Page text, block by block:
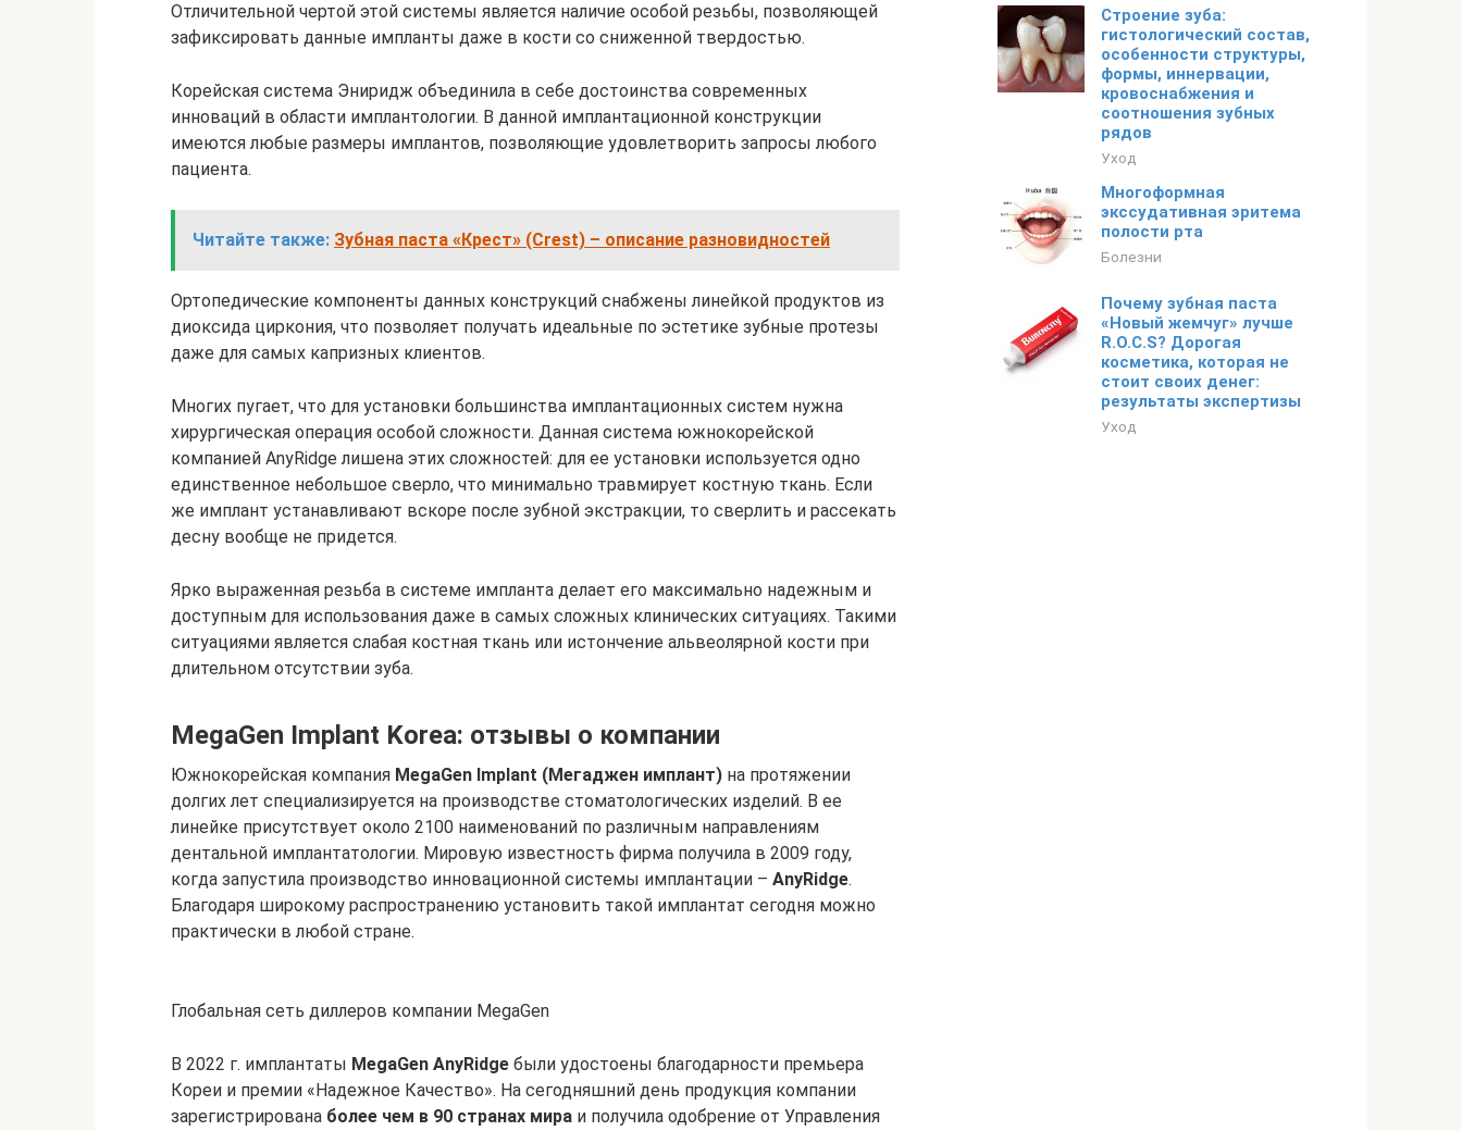
Отличительной чертой этой системы является наличие особой резьбы, позволяющей
зафиксировать данные импланты даже в кости со сниженной твердостью.
Корейская система Эниридж объединила в себе достоинства современных
инноваций в области имплантологии. В данной имплантационной конструкции
имеются любые размеры имплантов, позволяющие удовлетворить запросы любого
пациента.
Читайте также: Зубная паста «Крест» (Crest) – описание разновидностей
Ортопедические компоненты данных конструкций снабжены линейкой продуктов из
диоксида циркония, что позволяет получать идеальные по эстетике зубные протезы
даже для самых капризных клиентов.
Многих пугает, что для установки большинства имплантационных систем нужна
хирургическая операция особой сложности. Данная система южнокорейской
компанией AnyRidge лишена этих сложностей: для ее установки используется одно
единственное небольшое сверло, что минимально травмирует костную ткань. Если
же имплант устанавливают вскоре после зубной экстракции, то сверлить и рассекать
десну вообще не придется.
Ярко выраженная резьба в системе импланта делает его максимально надежным и
доступным для использования даже в самых сложных клинических ситуациях. Такими
ситуациями является слабая костная ткань или истончение альвеолярной кости при
длительном отсутствии зуба.
MegaGen Implant Korea: отзывы о компании
Южнокорейская компания MegaGen Implant (Мегаджен имплант) на протяжении
долгих лет специализируется на производстве стоматологических изделий. В ее
линейке присутствует около 2100 наименований по различным направлениям
дентальной имплантатологии. Мировую известность фирма получила в 2009 году,
когда запустила производство инновационной системы имплантации – AnyRidge.
Благодаря широкому распространению установить такой имплантат сегодня можно
практически в любой стране.
Глобальная сеть диллеров компании MegaGen
В 2022 г. имплантаты MegaGen AnyRidge были удостоены благодарности премьера
Кореи и премии «Надежное Качество». На сегодняшний день продукция компании
зарегистрирована более чем в 90 странах мира и получила одобрение от Управления
Строение зуба:
гистологический состав,
особенности структуры,
формы, иннервации,
кровоснабжения и
соотношения зубных
рядов
Уход
Многоформная
экссудативная эритема
полости рта
Болезни
Почему зубная паста
«Новый жемчуг» лучше
R.O.C.S? Дорогая
косметика, которая не
стоит своих денег:
результаты экспертизы
Уход